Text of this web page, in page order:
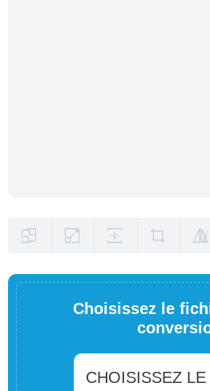
Choisissez le
CHOISISSEZ